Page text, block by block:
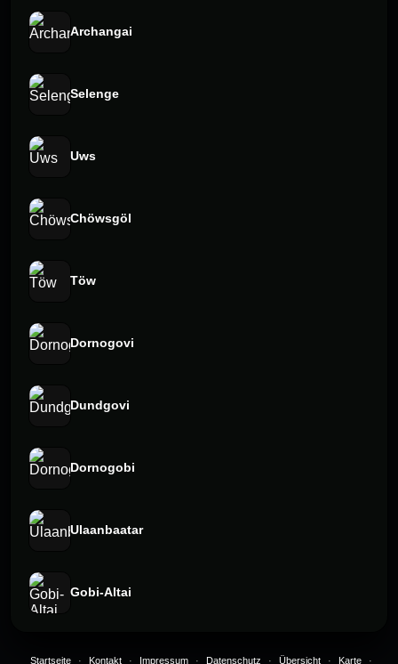
Archangai
Selenge
Uws
Chöwsgöl
Töw
Dornogovi
Dundgovi
Dornogobi
Ulaanbaatar
Gobi-Altai
Startseite · Kontakt · Impressum · Datenschutz · Übersicht · Karte ·